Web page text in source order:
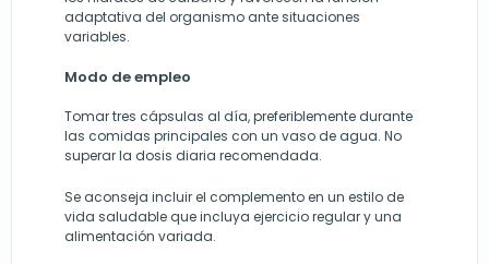
adaptativa del organismo ante situaciones
variables.
Modo de empleo
Tomar tres cápsulas al día, preferiblemente durante
las comidas principales con un vaso de agua. No
superar la dosis diaria recomendada.
Se aconseja incluir el complemento en un estilo de
vida saludable que incluya ejercicio regular y una
alimentación variada.